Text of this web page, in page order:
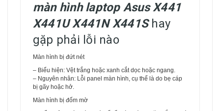
màn hình laptop Asus X441
X441U X441N X441Shay
gặp phải lỗi nào
Màn hình bị đứt nét
– Biểu hiện: Vệt trắng hoặc xanh cắt dọc hoặc ngang.
– Nguyên nhân: Lỗi panel màn hình, cụ thể là do bẹ cáp
bị gãy hoặc hở.
Màn hình bị đốm mờ